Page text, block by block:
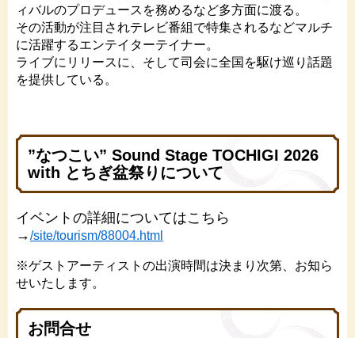
ィバルのプロデュースを務めるなど多方面に渡る。
その活動が注目されテレビ番組で特集されるなどマルチ
に活躍するエンテイターテイナー。
ライブにリリースに、そして司会に全国を駆け巡り話題
を提供している。
”なつこい” Sound Stage TOCHIGI 2026
with とちぎ盆祭りについて
イベントの詳細についてはこちら
→/site/tourism/88004.html
※ゲストアーティストの出演時間は決まり次第、お知ら
せいたします。
お問合せ